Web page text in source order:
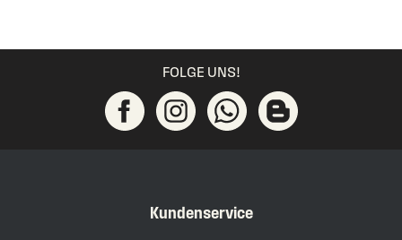
FOLGE UNS!
Kundenservice